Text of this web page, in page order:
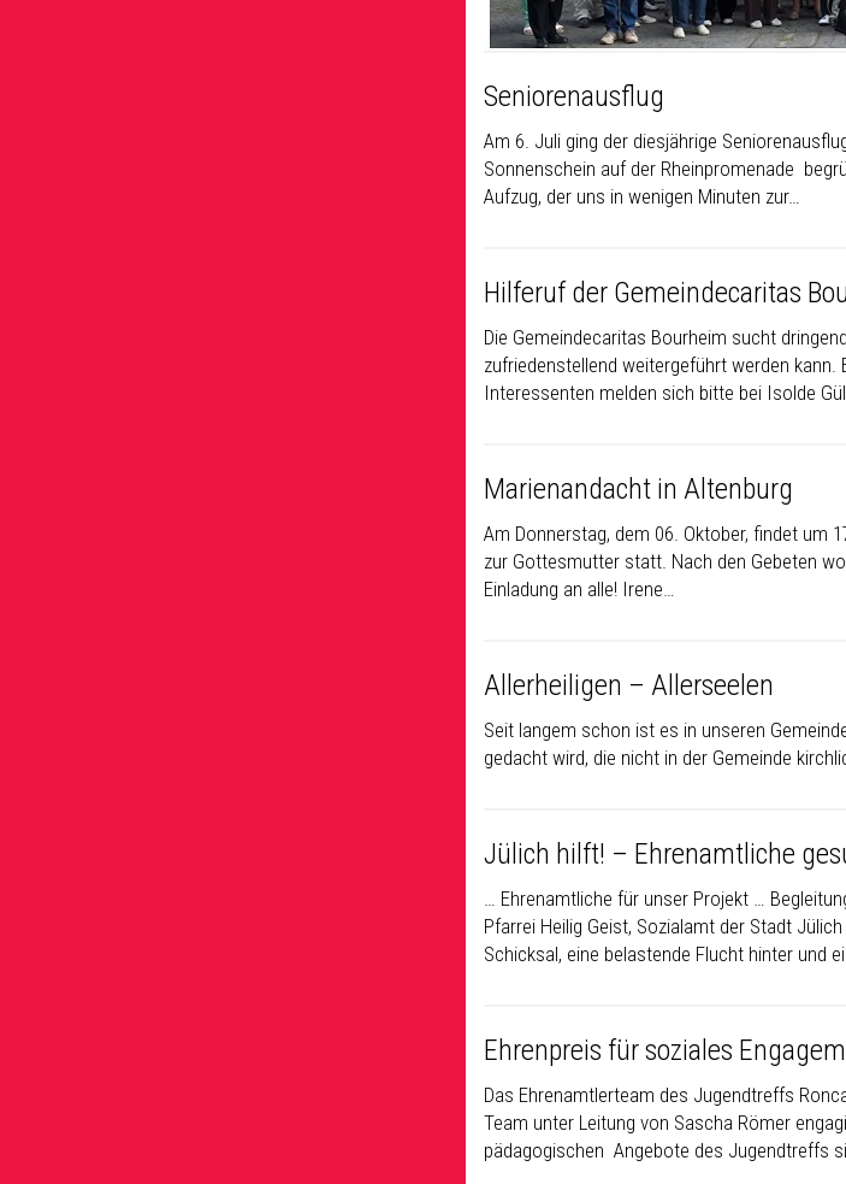
Seniorenausflug
Am 6. Juli ging der diesjährige
Sonnenschein auf der Rheinpromenade
Aufzug, der uns in wenigen Minuten zur…
Hilferuf der Gemeindecaritas
Die Gemeindecaritas Bourheim sucht
zufriedenstellend weitergeführt werden
Interessenten melden sich bitte bei Isolde
Marienandacht in Altenburg
Am Donnerstag, dem 06. Oktober, findet um
zur Gottesmutter statt. Nach den Gebeten
Einladung an alle! Irene…
Allerheiligen – Allerseelen
Seit langem schon ist es in unseren
gedacht wird, die nicht in der Gemeinde
Jülich hilft! – Ehrenamtliche
… Ehrenamtliche für unser Projekt …
Pfarrei Heilig Geist, Sozialamt der Stadt
Schicksal, eine belastende Flucht hinter und
Ehrenpreis für soziales
Das Ehrenamtlerteam des Jugendtreffs
Team unter Leitung von Sascha Römer
pädagogischen Angebote des Jugendtreffs